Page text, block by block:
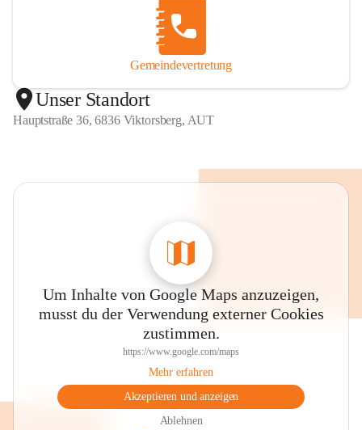
Gemeindevertretung
Unser Standort
Hauptstraße 36, 6836 Viktorsberg, AUT
Um Inhalte von Google Maps anzuzeigen,
musst du der Verwendung externer Cookies
zustimmen.
https://www.google.com/maps
Mehr erfahren
Akzeptieren und anzeigen
Ablehnen